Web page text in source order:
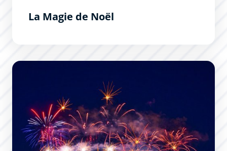
La Magie de Noël
L&#039;embrasement de la Cité de Carcassonne